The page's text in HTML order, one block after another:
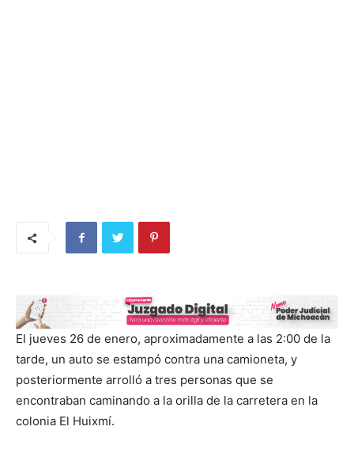
El jueves 26 de enero, aproximadamente a las 2:00 de la
tarde, un auto se estampó contra una camioneta, y
posteriormente arrolló a tres personas que se
encontraban caminando a la orilla de la carretera en la
colonia El Huixmí.